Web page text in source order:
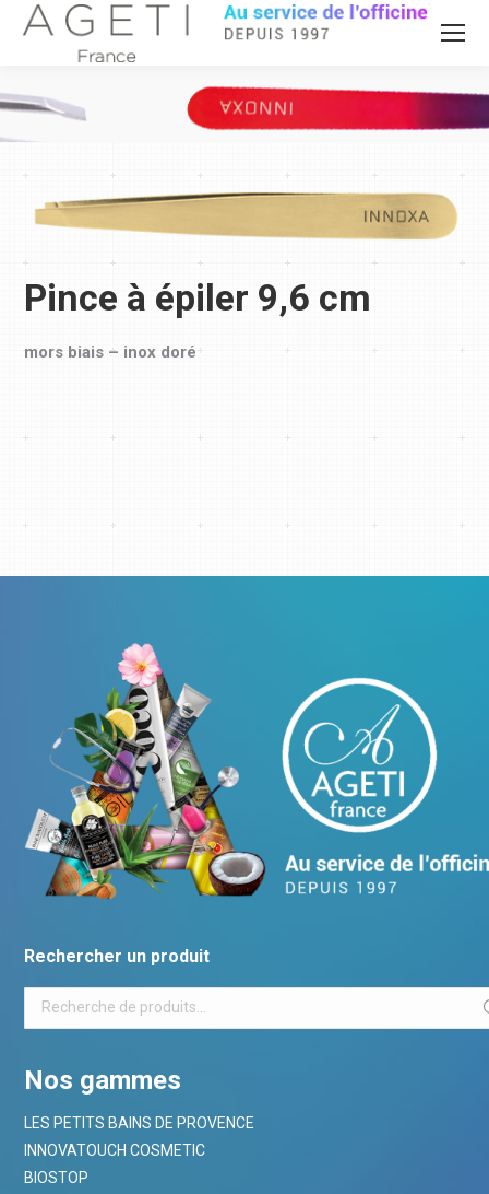
Pince à épiler 9,6 cm
mors biais – inox doré
Rechercher un produit
Nos gammes
LES PETITS BAINS DE PROVENCE
INNOVATOUCH COSMETIC
BIOSTOP